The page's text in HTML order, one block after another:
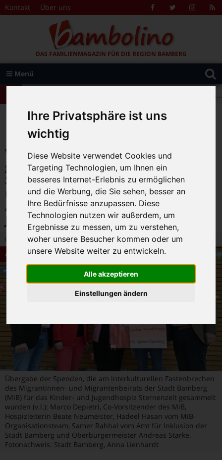
Ihre Privatsphäre ist uns
wichtig
Diese Website verwendet Cookies und
Targeting Technologien, um Ihnen ein
besseres Internet-Erlebnis zu ermöglichen
und die Werbung, die Sie sehen, besser an
Ihre Bedürfnisse anzupassen. Diese
Technologien nutzen wir außerdem, um
Ergebnisse zu messen, um zu verstehen,
woher unsere Besucher kommen oder um
unsere Website weiter zu entwickeln.
Alle akzeptieren
Einstellungen ändern
Zum Inhalt springen
Kontakt Über uns FacebookTwitter
DAS FAMILIENMAGAZIN FÜR DIE REGION BAMBERG
Menü
Suche
nach:
+++ Leolingo: Englischcamp mit Muttersprachlern – auch in Bamberg! +++
Bambolino>Magazin>Aktuelles>
Viele Spenden für das Sternenzelt
gesammelt: OB würdigt
Spendenaktion des Migrantinnen-
und Migrantenbeirats und wichtige
Arbeit des Kinder- und
Jugendhospizes.
11.04.2025 19:06 | Bambolino-Redaktion |
0
Aktuelles
Übergabe der Spenden, die am interkulturellen Fastenbrechen
des Migrantinnen- und Migrantenbeirats der Stadt Bamberg
(MiB) für das Kinder- und Jugendhospiz Sternenzelt gesammelt
wurden (v.l.): Marco Depietri, Co-Vorsitzender des MiB,
Hospizleiterin Beate Neumeister, Hadeel Hasan vom MiB-
Organisationsteam, Samer Rahhal vom Amt für Inklusion der
Stadt Bamberg und Oberbürgermeister Andreas Starke.
Fotonachweis: Stadt Bamberg, Anna Lienhardt